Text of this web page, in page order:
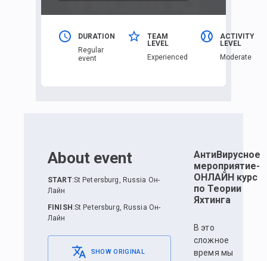
DURATION
Regular
event
TEAM
LEVEL
Еxperienced
ACTIVITY
LEVEL
Moderate
About event
START:St Petersburg, Russia Он-
Лайн
FINISH :St Petersburg, Russia Он-
Лайн
SHOW ORIGINAL
АнтиВирусное
мероприятие-
ОНЛАЙН курс
по Теории
Яхтинга
В это
сложное
время мы